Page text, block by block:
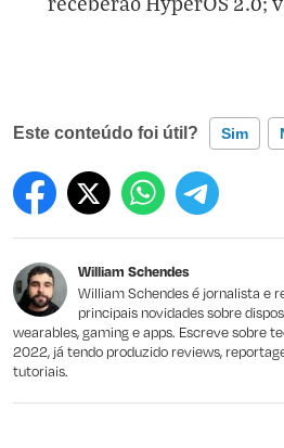
Este conteúdo foi útil? Sim
Este conteúdo contém informação
Outro
William Schendes
William Schendes é jornalista e
principais novidades sobre
wearables, gaming e apps. Escreve sobre
2022, já tendo produzido reviews,
tutoriais.